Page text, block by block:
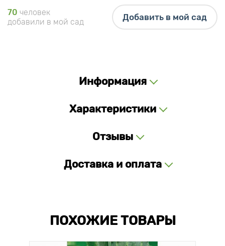
70 человек
добавили в мой сад
Добавить в мой сад
Информация
Характеристики
Отзывы
Доставка и оплата
ПОХОЖИЕ ТОВАРЫ